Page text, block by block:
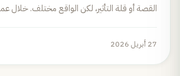
القصة أو قلة التأثير، لكن الواقع مختلف. خلال
27 أبريل 2026